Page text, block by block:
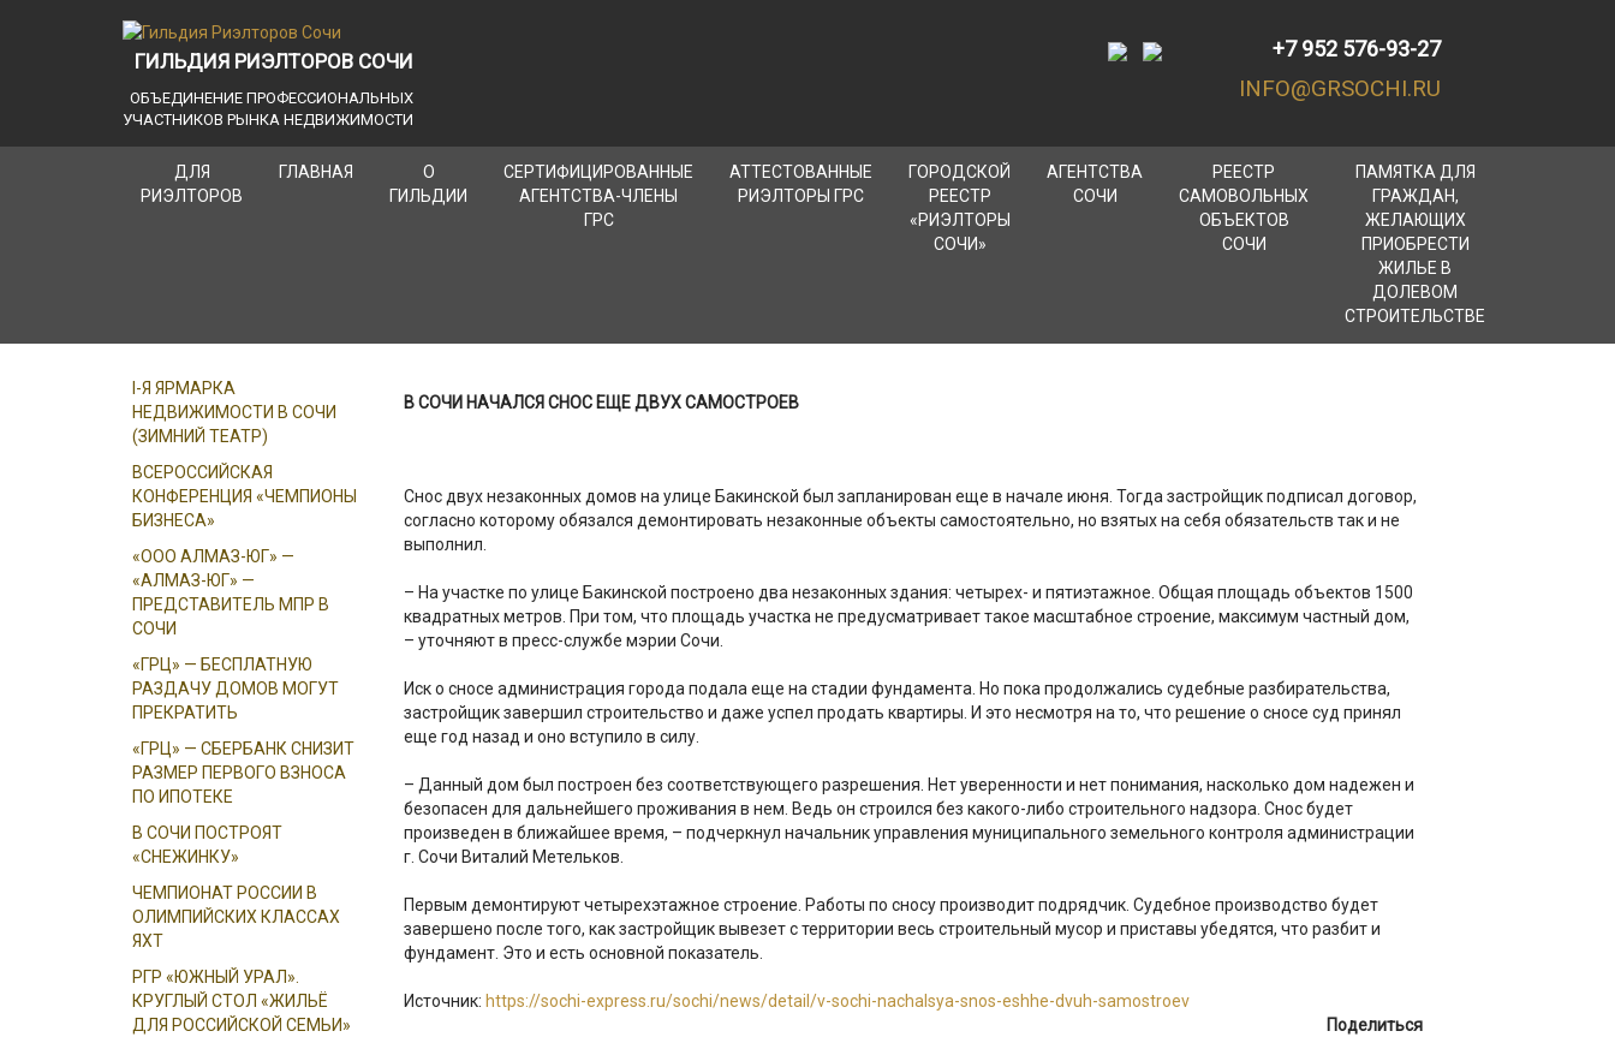
ГИЛЬДИЯ РИЭЛТОРОВ СОЧИ
ОБЪЕДИНЕНИЕ ПРОФЕССИОНАЛЬНЫХ
УЧАСТНИКОВ РЫНКА НЕДВИЖИМОСТИ
+7 952 576-93-27
INFO@GRSOCHI.RU
ДЛЯ
РИЭЛТОРОВ
ГЛАВНАЯ
О
ГИЛЬДИИ
СЕРТИФИЦИРОВАННЫЕ
АГЕНТСТВА-ЧЛЕНЫ
ГРС
АТТЕСТОВАННЫЕ
РИЭЛТОРЫ ГРС
ГОРОДСКОЙ
РЕЕСТР
«РИЭЛТОРЫ
СОЧИ»
АГЕНТСТВА
СОЧИ
РЕЕСТР
САМОВОЛЬНЫХ
ОБЪЕКТОВ
СОЧИ
ПАМЯТКА ДЛЯ
ГРАЖДАН,
ЖЕЛАЮЩИХ
ПРИОБРЕСТИ
ЖИЛЬЕ В
ДОЛЕВОМ
СТРОИТЕЛЬСТВЕ
I-Я ЯРМАРКА
НЕДВИЖИМОСТИ В СОЧИ
(ЗИМНИЙ ТЕАТР)
ВСЕРОССИЙСКАЯ
КОНФЕРЕНЦИЯ «ЧЕМПИОНЫ
БИЗНЕСА»
«ООО АЛМАЗ-ЮГ» —
«АЛМАЗ-ЮГ» —
ПРЕДСТАВИТЕЛЬ МПР В
СОЧИ
«ГРЦ» — БЕСПЛАТНУЮ
РАЗДАЧУ ДОМОВ МОГУТ
ПРЕКРАТИТЬ
«ГРЦ» — СБЕРБАНК СНИЗИТ
РАЗМЕР ПЕРВОГО ВЗНОСА
ПО ИПОТЕКЕ
В СОЧИ ПОСТРОЯТ
«СНЕЖИНКУ»
ЧЕМПИОНАТ РОССИИ В
ОЛИМПИЙСКИХ КЛАССАХ
ЯХТ
РГР «ЮЖНЫЙ УРАЛ».
КРУГЛЫЙ СТОЛ «ЖИЛЬЁ
ДЛЯ РОССИЙСКОЙ СЕМЬИ»
В СОЧИ НАЧАЛСЯ СНОС ЕЩЕ ДВУХ САМОСТРОЕВ
Снос двух незаконных домов на улице Бакинской был запланирован еще в начале июня. Тогда застройщик подписал договор,
согласно которому обязался демонтировать незаконные объекты самостоятельно, но взятых на себя обязательств так и не
выполнил.
– На участке по улице Бакинской построено два незаконных здания: четырех- и пятиэтажное. Общая площадь объектов 1500
квадратных метров. При том, что площадь участка не предусматривает такое масштабное строение, максимум частный дом,
– уточняют в пресс-службе мэрии Сочи.
Иск о сносе администрация города подала еще на стадии фундамента. Но пока продолжались судебные разбирательства,
застройщик завершил строительство и даже успел продать квартиры. И это несмотря на то, что решение о сносе суд принял
еще год назад и оно вступило в силу.
– Данный дом был построен без соответствующего разрешения. Нет уверенности и нет понимания, насколько дом надежен и
безопасен для дальнейшего проживания в нем. Ведь он строился без какого-либо строительного надзора. Снос будет
произведен в ближайшее время, – подчеркнул начальник управления муниципального земельного контроля администрации
г. Сочи Виталий Метельков.
Первым демонтируют четырехэтажное строение. Работы по сносу производит подрядчик. Судебное производство будет
завершено после того, как застройщик вывезет с территории весь строительный мусор и приставы убедятся, что разбит и
фундамент. Это и есть основной показатель.
Источник: https://sochi-express.ru/sochi/news/detail/v-sochi-nachalsya-snos-eshhe-dvuh-samostroev
Поделиться